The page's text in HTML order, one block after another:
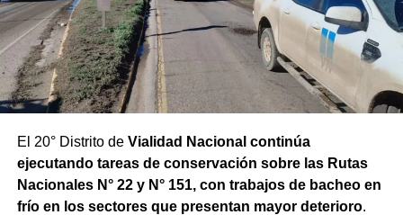
El 20° Distrito de Vialidad Nacional continúa
ejecutando tareas de conservación sobre las Rutas
Nacionales N° 22 y N° 151, con trabajos de bacheo en
frío en los sectores que presentan mayor deterioro.